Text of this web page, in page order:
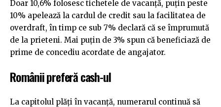
Doar 10,6% folosesc tichetele de vacanță, puțin peste
10% apelează la cardul de credit sau la facilitatea de
overdraft, în timp ce sub 7% declară că se împrumută
de la prieteni. Mai puțin de 3% spun că beneficiază de
prime de concediu acordate de angajator.
Românii preferă cash-ul
La capitolul plăți în vacanță, numerarul continuă să